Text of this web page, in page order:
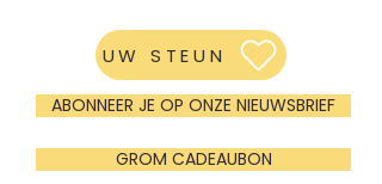
UW STEUN
ABONNEER JE OP ONZE NIEUWSBRIEF
GROM CADEAUBON